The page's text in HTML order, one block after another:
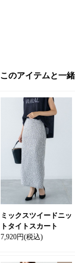
このアイテムと一
ミックスツイードニッ
トタイトスカート
7,920円(税込)